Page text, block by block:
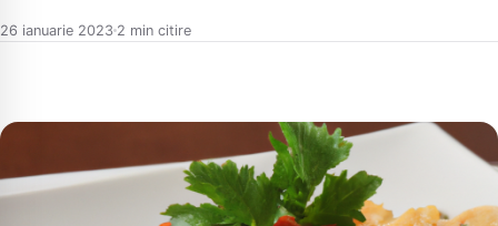
26 ianuarie 2023 2 min citire